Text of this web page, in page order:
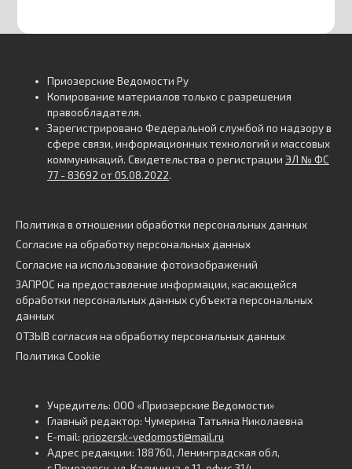
Приозерские Ведомости Ру
Копирование материалов только с разрешения
правообладателя.
Зарегистрировано Федеральной службой по надзору в
сфере связи, информационных технологий и массовых
коммуникаций. Свидетельства о регистрации ЭЛ № ФС
77 - 83692 от 05.08.2022.
Политика в отношении обработки персональных данных
Согласие на обработку персональных данных
Согласие на использование фотоизображений
ЗАПРОС на предоставление информации, касающейся
обработки персональных данных субъекта персональных
данных
ОТЗЫВ согласия на обработку персональных данных
Политика Cookie
Учредитель: ООО «Приозерские Ведомости»
Главный редактор: Чумерина Татьяна Николаевна
E-mail: priozersk-vedomosti@mail.ru
Адрес редакции: 188760, Ленинградская обл,